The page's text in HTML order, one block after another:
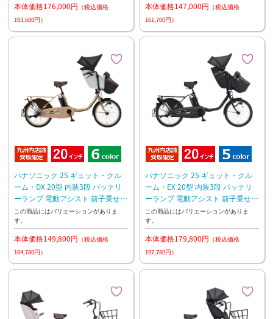
本体価格176,000円 （税込価格
193,600円）
本体価格147,000円 （税込価格
161,700円）
パナソニック 25 ギュット・クル
ーム・DX 20型 内装3段 バッテリ
ーランプ 電動アシスト 前子乗せモ
デル
この商品にはバリエーションがありま
す。
本体価格149,800円 （税込価格
164,780円）
パナソニック 25 ギュット・クル
ーム・EX 20型 内装3段 バッテリ
ーランプ 電動アシスト 前子乗せモ
デル
この商品にはバリエーションがありま
す。
本体価格179,800円 （税込価格
197,780円）